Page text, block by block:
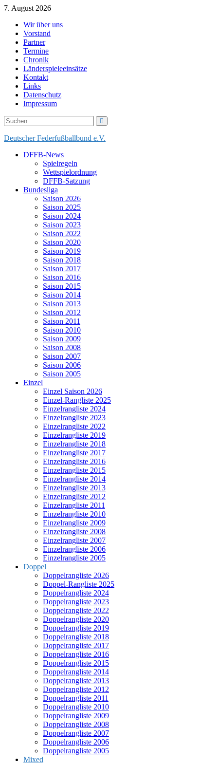
Skip
content
7. August 2026
Wir über uns
Vorstand
Partner
Termine
Chronik
Länderspieleeinsätze
Kontakt
Links
Datenschutz
Impressum
Deutscher Federfußballbund e.V.
DFFB-News
Spielregeln
Wettspielordnung
DFFB-Satzung
Bundesliga
Saison 2026
Saison 2025
Saison 2024
Saison 2023
Saison 2022
Saison 2020
Saison 2019
Saison 2018
Saison 2017
Saison 2016
Saison 2015
Saison 2014
Saison 2013
Saison 2012
Saison 2011
Saison 2010
Saison 2009
Saison 2008
Saison 2007
Saison 2006
Saison 2005
Einzel
Einzel Saison 2026
Einzel-Rangliste 2025
Einzelrangliste 2024
Einzelrangliste 2023
Einzelrangliste 2022
Einzelrangliste 2019
Einzelrangliste 2018
Einzelrangliste 2017
Einzelrangliste 2016
Einzelrangliste 2015
Einzelrangliste 2014
Einzelrangliste 2013
Einzelrangliste 2012
Einzelrangliste 2011
Einzelrangliste 2010
Einzelrangliste 2009
Einzelrangliste 2008
Einzelrangliste 2007
Einzelrangliste 2006
Einzelrangliste 2005
Doppel
Doppelrangliste 2026
Doppel-Rangliste 2025
Doppelrangliste 2024
Doppelrangliste 2023
Doppelrangliste 2022
Doppelrangliste 2020
Doppelrangliste 2019
Doppelrangliste 2018
Doppelrangliste 2017
Doppelrangliste 2016
Doppelrangliste 2015
Doppelrangliste 2014
Doppelrangliste 2013
Doppelrangliste 2012
Doppelrangliste 2011
Doppelrangliste 2010
Doppelrangliste 2009
Doppelrangliste 2008
Doppelrangliste 2007
Doppelrangliste 2006
Doppelrangliste 2005
Mixed